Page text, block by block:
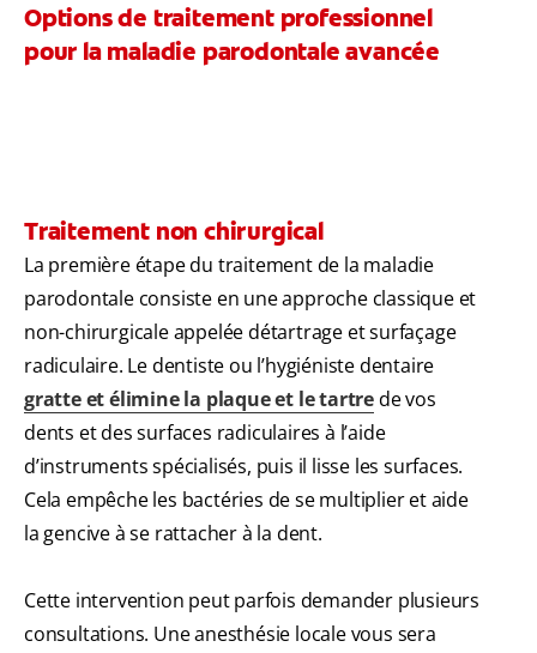
Options de traitement professionnel
pour la maladie parodontale avancée
Traitement non chirurgical
La première étape du traitement de la maladie
parodontale consiste en une approche classique et
non-chirurgicale appelée détartrage et surfaçage
radiculaire. Le dentiste ou l’hygiéniste dentaire
gratte et élimine la plaque et le tartrede vos
dents et des surfaces radiculaires à l’aide
d’instruments spécialisés, puis il lisse les surfaces.
Cela empêche les bactéries de se multiplier et aide
la gencive à se rattacher à la dent.
Cette intervention peut parfois demander plusieurs
consultations. Une anesthésie locale vous sera